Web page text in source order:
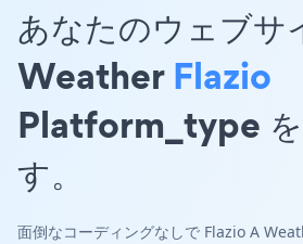
あなたのウェブサ
WeatherFlazio
Platform_type を
す。
面倒なコーディングなしで Flazio A